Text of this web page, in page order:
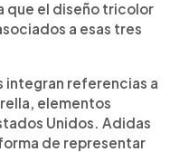
que el diseño tricolor
a esas tres
integran referencias a
elementos
Unidos. Adidas
de representar